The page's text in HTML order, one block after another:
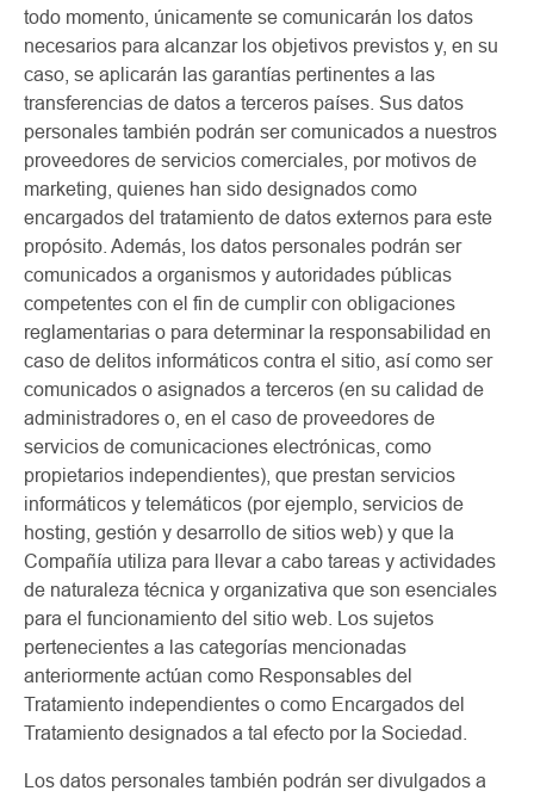
todo momento, únicamente se comunicarán los datos
necesarios para alcanzar los objetivos previstos y, en su
caso, se aplicarán las garantías pertinentes a las
transferencias de datos a terceros países. Sus datos
personales también podrán ser comunicados a nuestros
proveedores de servicios comerciales, por motivos de
marketing, quienes han sido designados como
encargados del tratamiento de datos externos para este
propósito. Además, los datos personales podrán ser
comunicados a organismos y autoridades públicas
competentes con el fin de cumplir con obligaciones
reglamentarias o para determinar la responsabilidad en
caso de delitos informáticos contra el sitio, así como ser
comunicados o asignados a terceros (en su calidad de
administradores o, en el caso de proveedores de
servicios de comunicaciones electrónicas, como
propietarios independientes), que prestan servicios
informáticos y telemáticos (por ejemplo, servicios de
hosting, gestión y desarrollo de sitios web) y que la
Compañía utiliza para llevar a cabo tareas y actividades
de naturaleza técnica y organizativa que son esenciales
para el funcionamiento del sitio web. Los sujetos
pertenecientes a las categorías mencionadas
anteriormente actúan como Responsables del
Tratamiento independientes o como Encargados del
Tratamiento designados a tal efecto por la Sociedad.
Los datos personales también podrán ser divulgados a